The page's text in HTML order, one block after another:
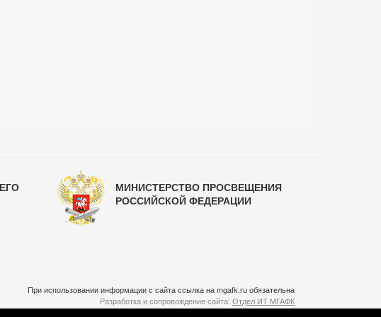
МИНИСТЕРСТВО ПРОСВЕЩЕНИЯ
РОССИЙСКОЙ ФЕДЕРАЦИИ
При использовании информации с сайта ссылка на mgafk.ru обязательна
Разработка и сопровождение сайта: Отдел ИТ МГАФК
Система управления контентом:temeshov.ru